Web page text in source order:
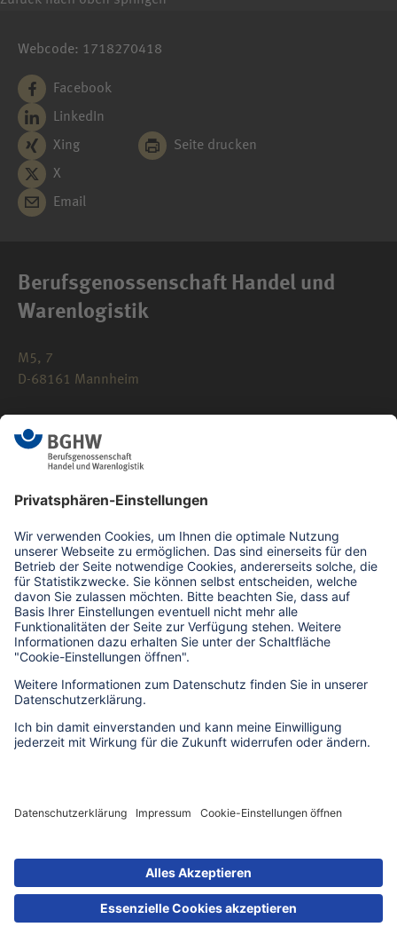
Webcode: 1718270418
Facebook
LinkedIn
Xing
X
Email
Seite drucken
Berufsgenossenschaft Handel und
Warenlogistik
M5, 7
D-68161 Mannheim
0621 183-0
info(at)bghw.de
Kontaktformular
Bildrechte zu dieser Seite
Impressum
Erklärung zur Barrierefreiheit
Cookie-Einstellungen